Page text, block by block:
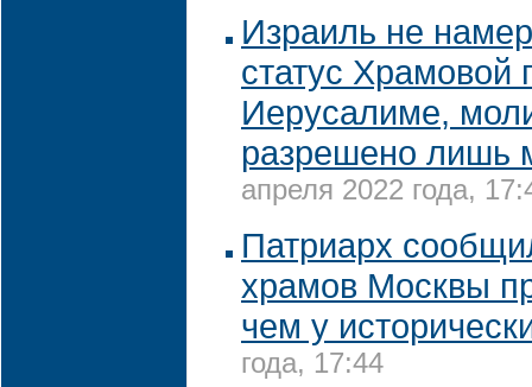
Израиль не
статус Храмовой
Иерусалиме,
разрешено лишь
апреля 2022 года,
Патриарх
храмов Москвы
чем у
года, 17:44